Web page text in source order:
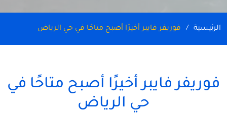
الرئيسية فوريفر فايبر أخيرًا أصبح متاحًا في حي الرياض
فوريفر فايبر أخيرًا أصبح متاحًا في
حي الرياض